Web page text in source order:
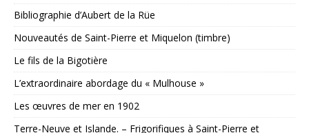
Bibliographie d’Aubert de la Rüe
Nouveautés de Saint-Pierre et Miquelon (timbre)
Le fils de la Bigotière
L’extraordinaire abordage du « Mulhouse »
Les œuvres de mer en 1902
Terre-Neuve et Islande. – Frigorifiques à Saint-Pierre et